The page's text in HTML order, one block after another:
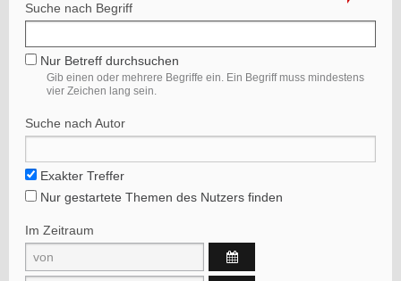
Suche nach Begriff
Nur Betreff durchsuchen
Gib einen oder mehrere Begriffe ein. Ein Begriff muss mindestens
vier Zeichen lang sein.
Suche nach Autor
Exakter Treffer
Nur gestartete Themen des Nutzers finden
Im Zeitraum